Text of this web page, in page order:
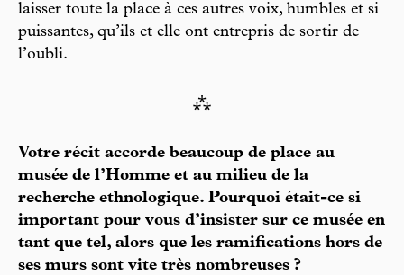
laisser toute la place à ces autres voix, humbles et si
puissantes, qu’ils et elle ont entrepris de sortir de
l’oubli.
⁂
Votre récit accorde beaucoup de place au
musée de l’Homme et au milieu de la
recherche ethnologique. Pourquoi était-ce si
important pour vous d’insister sur ce musée en
tant que tel, alors que les ramifications hors de
ses murs sont vite très nombreuses ?